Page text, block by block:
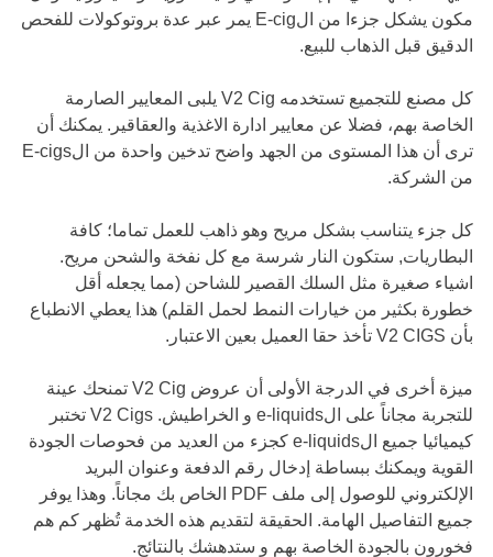
مكون يشكل جزءا من الE-cig يمر عبر عدة بروتوكولات للفحص
الدقيق قبل الذهاب للبيع.
كل مصنع للتجميع تستخدمه V2 Cig يلبى المعايير الصارمة
الخاصة بهم، فضلا عن معايير ادارة الاغذية والعقاقير. يمكنك أن
ترى أن هذا المستوى من الجهد واضح تدخين واحدة من الE-cigs
من الشركة.
كل جزء يتناسب بشكل مريح وهو ذاهب للعمل تماما؛ كافة
البطاريات, ستكون النار شرسة مع كل نفخة والشحن مريح.
اشياء صغيرة مثل السلك القصير للشاحن (مما يجعله أقل
خطورة بكثير من خيارات النمط لحمل القلم) هذا يعطي الانطباع
بأن V2 CIGS تأخذ حقا العميل بعين الاعتبار.
ميزة أخرى في الدرجة الأولى أن عروض V2 Cig تمنحك عينة
للتجربة مجاناً على الe-liquids و الخراطيش. V2 Cigs تختبر
كيميائيا جميع الe-liquids كجزء من العديد من فحوصات الجودة
القوية ويمكنك ببساطة إدخال رقم الدفعة وعنوان البريد
الإلكتروني للوصول إلى ملف PDF الخاص بك مجاناً. وهذا يوفر
جميع التفاصيل الهامة. الحقيقة لتقديم هذه الخدمة تُظهر كم هم
فخورون بالجودة الخاصة بهم و ستدهشك بالنتائج.